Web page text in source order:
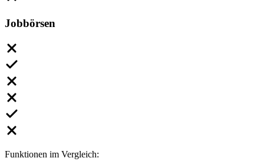
Jobbörsen
Funktionen im Vergleich: